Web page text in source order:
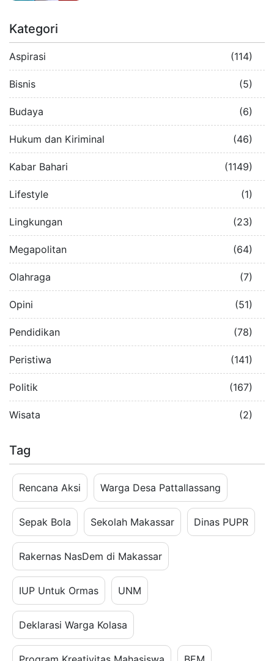
Kategori
Aspirasi (114)
Bisnis (5)
Budaya (6)
Hukum dan Kiriminal (46)
Kabar Bahari (1149)
Lifestyle (1)
Lingkungan (23)
Megapolitan (64)
Olahraga (7)
Opini (51)
Pendidikan (78)
Peristiwa (141)
Politik (167)
Wisata (2)
Tag
Rencana Aksi Warga Desa Pattallassang
Sepak Bola Sekolah Makassar Dinas PUPR
Rakernas NasDem di Makassar
IUP Untuk Ormas UNM
Deklarasi Warga Kolasa